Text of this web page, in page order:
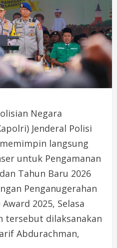
Negara
Jenderal Polisi
langsung
untuk Pengamanan
Tahun Baru 2026
Penganugerahan
2025, Selasa
tersebut dilaksanakan
Abdurachman,